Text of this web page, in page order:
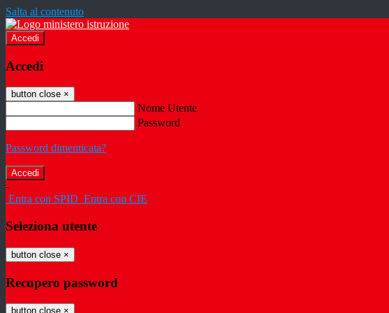
Salta al contenuto
Accedi
Accedi
button close ×
Nome Utente
Password
Password dimenticata?
-
Entra con SPID Entra con CIE
Seleziona utente
button close ×
Recupero password
button close ×